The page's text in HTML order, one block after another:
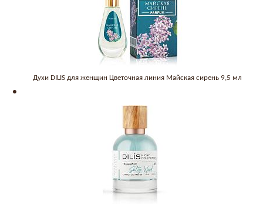
Духи DILIS для женщин Цветочная линия Майская сирень 9,5 мл